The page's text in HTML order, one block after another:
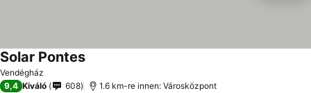
Vendégház
Solar Pontes
9,4 Kiváló 608 1.6 km-re innen: Városközpont